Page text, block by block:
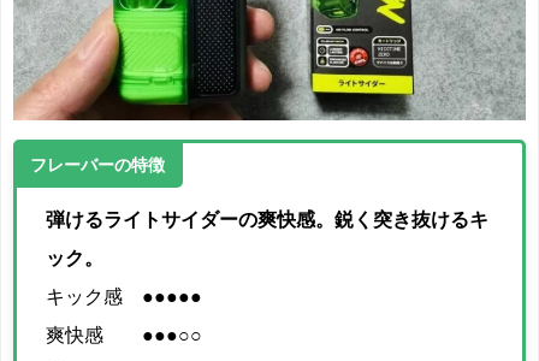
フレーバーの特徴
弾けるライトサイダーの爽快感。鋭く突き抜けるキ
ック。
キック感 ●●●●●
爽快感 ●●●○○